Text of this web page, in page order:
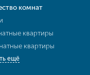
комнат
квартиры
квартиры
ещё